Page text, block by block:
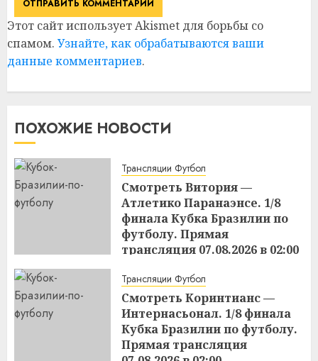
Этот сайт использует Akismet для борьбы со
спамом. Узнайте, как обрабатываются ваши
данные комментариев.
ПОХОЖИЕ НОВОСТИ
Трансляции Футбол
Смотреть Витория —
Атлетико Паранаэнсе. 1/8
финала Кубка Бразилии по
футболу. Прямая
трансляция 07.08.2026 в 02:00
Трансляции Футбол
Смотреть Коринтианс —
Интернасьонал. 1/8 финала
Кубка Бразилии по футболу.
Прямая трансляция